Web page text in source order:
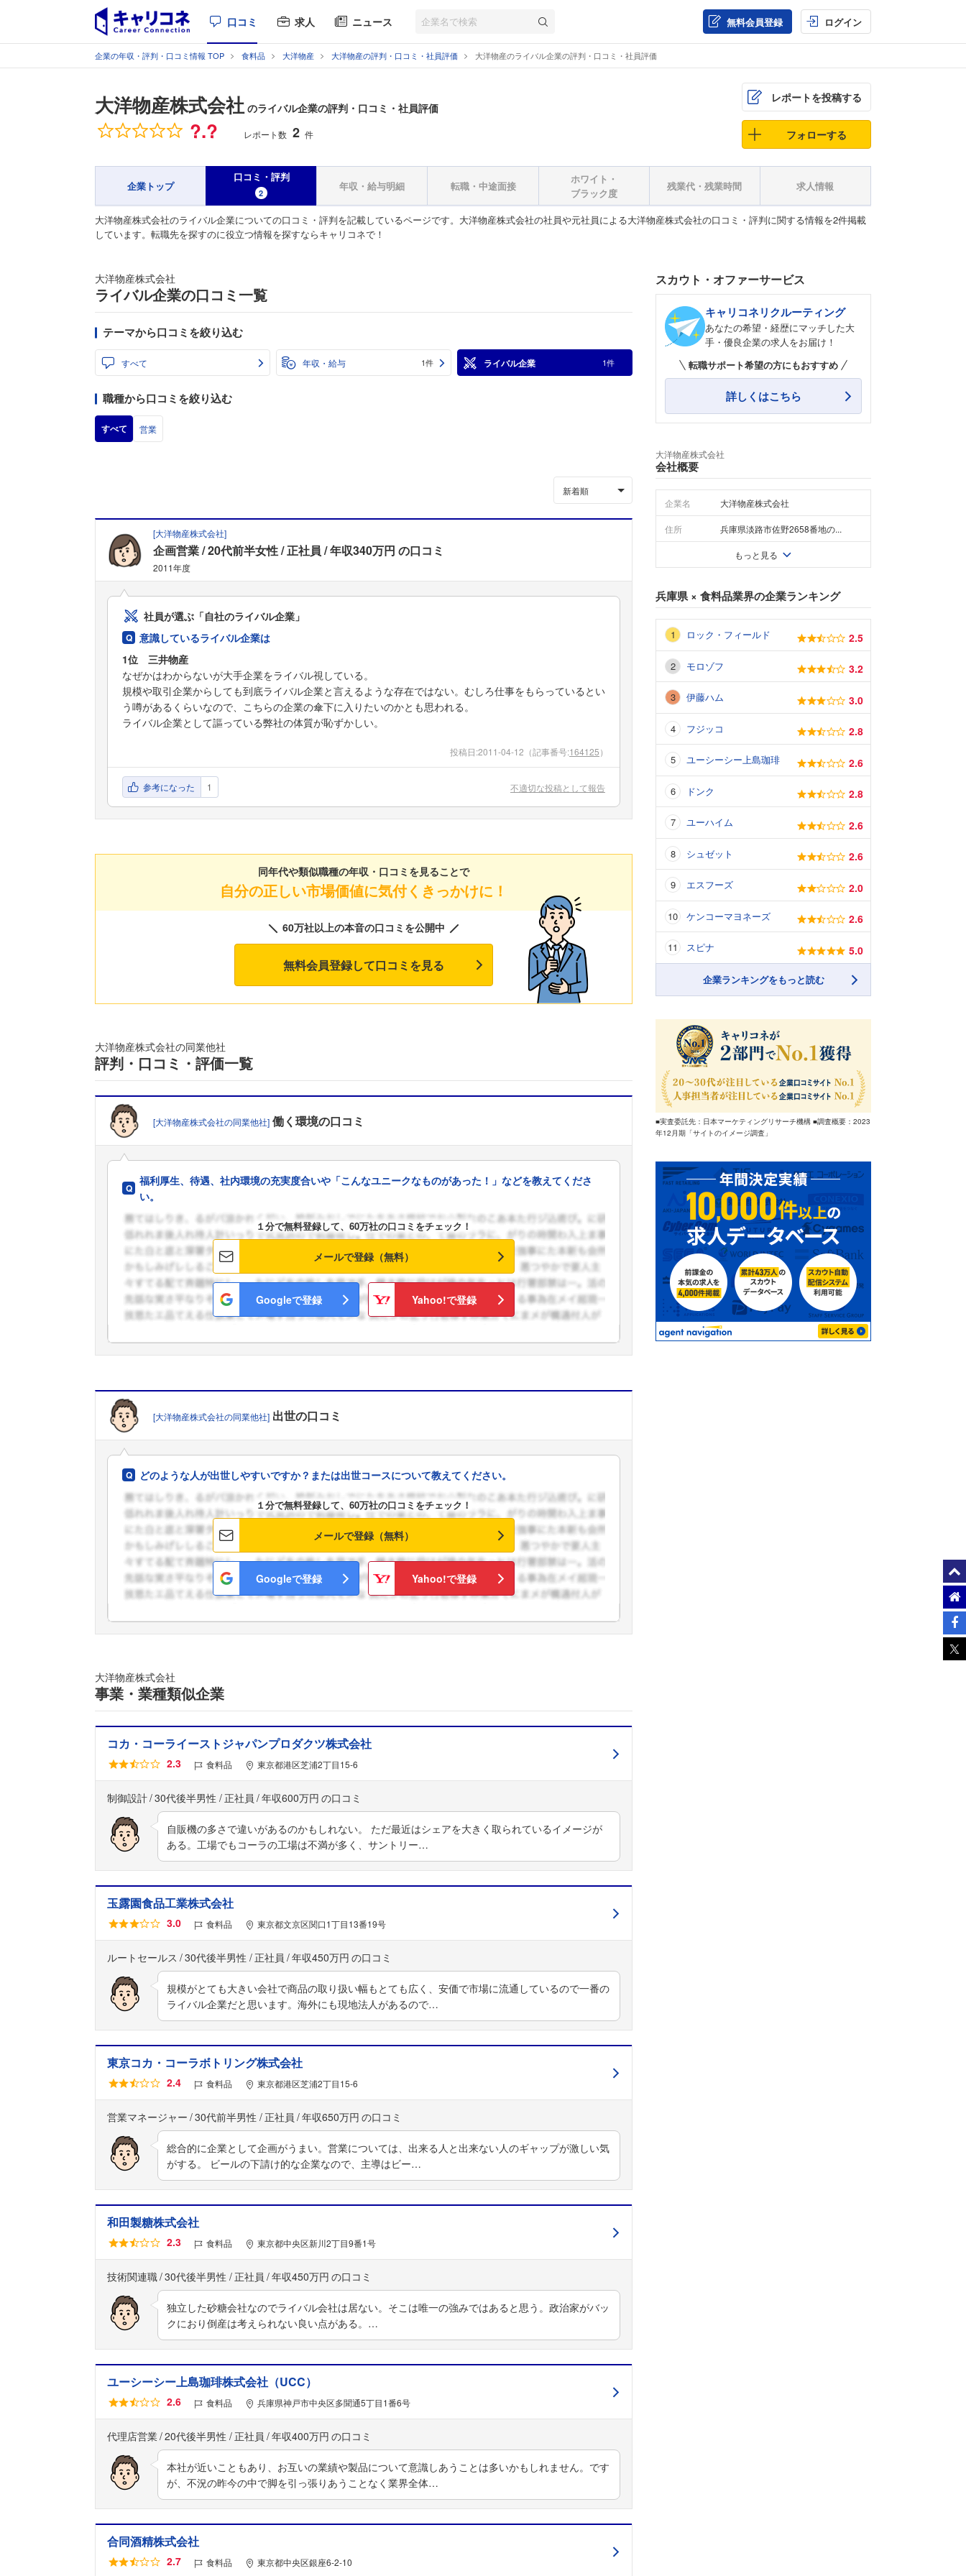
口コミ 求人 ニュース 無料会員登録 ログイン
企業の年収・評判・口コミ情報 TOP 食料品 大洋物産 大洋物産の評判・口コミ・社員評価 大洋物産のライバル企業の評判・口コミ・社員評価
大洋物産株式会社 のライバル企業の評判・口コミ・社員評価
総合評価
?.? レポート数 2 件
レポートを投稿する
フォローする
企業トップ
口コミ・評判
2
年収・給与明細 転職・中途面接
ホワイト・
ブラック度
残業代・残業時間 求人情報
大洋物産株式会社のライバル企業についての口コミ・評判を記載しているページです。大洋物産株式会社の社員や元社員による大洋物産株式会社の口コミ・評判に関する情報を2件掲載
しています。転職先を探すのに役立つ情報を探すならキャリコネで！
フォローしました
こちらの企業もフォローしませんか？
大洋物産株式会社
ライバル企業の口コミ一覧
テーマから口コミを絞り込む
すべて 年収・給与 1件 ライバル企業 1件
職種から口コミを絞り込む
すべて 営業
新着順
[大洋物産株式会社]
企画営業 20代前半女性 正社員 年収340万円 の口コミ
2011年度
社員が選ぶ「自社のライバル企業」
意識しているライバル企業は
1位 三井物産
なぜかはわからないが大手企業をライバル視している。
規模や取引企業からしても到底ライバル企業と言えるような存在ではない。むしろ仕事をもらっているとい
う噂があるくらいなので、こちらの企業の傘下に入りたいのかとも思われる。
ライバル企業として謳っている弊社の体質が恥ずかしい。
投稿日:2011-04-12 （記事番号:164125）
参考になった 1 不適切な投稿として報告
同年代や類似職種の年収・口コミを見ることで
自分の正しい市場価値に気付くきっかけに！
60万社以上の本音の口コミを公開中
無料会員登録して口コミを見る
大洋物産株式会社の同業他社
評判・口コミ・評価一覧
[大洋物産株式会社の同業他社] 働く環境の口コミ
福利厚生、待遇、社内環境の充実度合いや「こんなユニークなものがあった！」などを教えてくださ
い。
１分で無料登録して、60万社の口コミをチェック！
メールで登録（無料）
Googleで登録 Yahoo!で登録
[大洋物産株式会社の同業他社] 出世の口コミ
どのような人が出世しやすいですか？または出世コースについて教えてください。
１分で無料登録して、60万社の口コミをチェック！
メールで登録（無料）
Googleで登録 Yahoo!で登録
大洋物産株式会社
事業・業種類似企業
コカ・コーライーストジャパンプロダクツ株式会社
2.3 食料品 東京都港区芝浦2丁目15-6
制御設計 30代後半男性 正社員 年収600万円
自販機の多さで違いがあるのかもしれない。 ただ最近はシェアを大きく取られているイメージが
ある。工場でもコーラの工場は不満が多く、サントリー…
玉露園食品工業株式会社
3.0 食料品 東京都文京区関口1丁目13番19号
ルートセールス 30代後半男性 正社員 年収450万円
規模がとても大きい会社で商品の取り扱い幅もとても広く、安価で市場に流通しているので一番の
ライバル企業だと思います。海外にも現地法人があるので…
東京コカ・コーラボトリング株式会社
2.4 食料品 東京都港区芝浦2丁目15-6
営業マネージャー 30代前半男性 正社員 年収650万円
総合的に企業として企画がうまい。営業については、出来る人と出来ない人のギャップが激しい気
がする。 ビールの下請け的な企業なので、主導はビー…
和田製糖株式会社
2.3 食料品 東京都中央区新川2丁目9番1号
技術関連職 30代後半男性 正社員 年収450万円
独立した砂糖会社なのでライバル会社は居ない。そこは唯一の強みではあると思う。政治家がバッ
クにおり倒産は考えられない良い点がある。…
ユーシーシー上島珈琲株式会社（UCC）
2.6 食料品 兵庫県神戸市中央区多聞通5丁目1番6号
代理店営業 20代後半男性 正社員 年収400万円
本社が近いこともあり、お互いの業績や製品について意識しあうことは多いかもしれません。です
が、不況の昨今の中で脚を引っ張りあうことなく業界全体…
合同酒精株式会社
2.7 食料品 東京都中央区銀座6-2-10
スカウト・オファーサービス
キャリコネリクルーティング
あなたの希望・経歴にマッチした大
手・優良企業の求人をお届け！
転職サポート希望の方にもおすすめ
詳しくはこちら
大洋物産株式会社
会社概要
企業名 大洋物産株式会社
住所 兵庫県淡路市佐野2658番地の...
もっと見る
兵庫県× 食料品業界の企業ランキング
ロック・フィールド 2.5
モロゾフ 3.2
伊藤ハム 3.0
フジッコ 2.8
ユーシーシー上島珈琲 2.6
ドンク 2.8
ユーハイム 2.6
シュゼット 2.6
エスフーズ 2.0
ケンコーマヨネーズ 2.6
スピナ 5.0
企業ランキングをもっと読む
■実査委託先：日本マーケティングリサーチ機構 ■調査概要：2023
年12月期「サイトのイメージ調査」